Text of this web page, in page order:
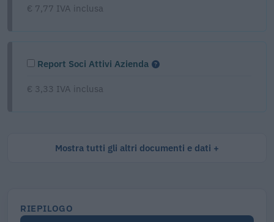
€ 7,77 IVA inclusa
Report Soci Attivi Azienda
€ 3,33 IVA inclusa
Mostra tutti gli altri documenti e dati
RIEPILOGO